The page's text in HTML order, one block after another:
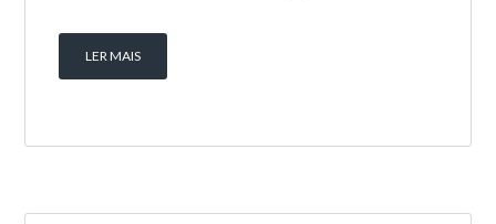
LER MAIS